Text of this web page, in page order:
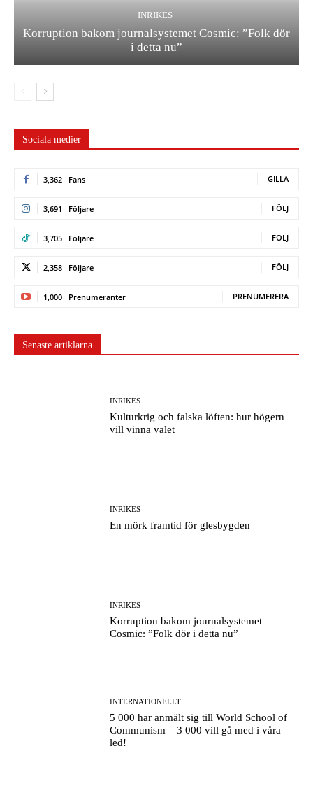
INRIKES
Korruption bakom journalsystemet Cosmic: ”Folk dör
i detta nu”
Sociala medier
3,362 Fans GILLA
3,691 Följare FÖLJ
3,705 Följare FÖLJ
2,358 Följare FÖLJ
1,000 Prenumeranter PRENUMERERA
Senaste artiklarna
INRIKES
Kulturkrig och falska löften: hur högern
vill vinna valet
INRIKES
En mörk framtid för glesbygden
INRIKES
Korruption bakom journalsystemet
Cosmic: ”Folk dör i detta nu”
INTERNATIONELLT
5 000 har anmält sig till World School of
Communism – 3 000 vill gå med i våra
led!